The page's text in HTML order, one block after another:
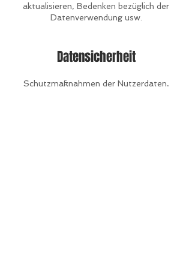
aktualisieren, Bedenken bezüglich der
Datenverwendung usw.
Datensicherheit
Schutzmaßnahmen der Nutzerdaten,